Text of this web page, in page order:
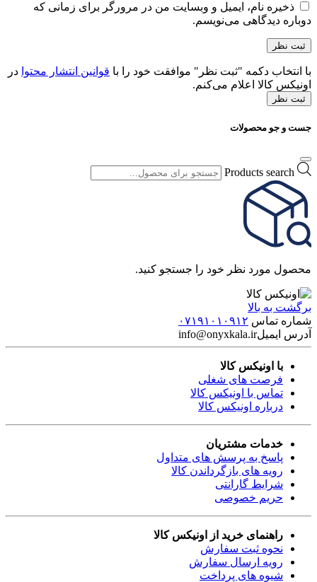
ذخیره نام، ایمیل و وبسایت من در مرورگر برای زمانی که
دوباره دیدگاهی می‌نویسم.
با انتخاب دکمه "ثبت نظر" موافقت خود را با قوانین انتشار محتوا در
اونیکس کالا اعلام می‌کنم.
ثبت نظر
جست و جو محصولات
Products search
محصول مورد نظر خود را جستجو کنید.
برگشت به بالا
شماره تماس ۰۷۱۹۱۰۱۰۹۱۲
آدرس ایمیلinfo@onyxkala.ir
با اونیکس کالا
فرصت های شغلی
تماس با اونیکس کالا
درباره اونیکس کالا
خدمات مشتریان
پاسخ به پرسش های متداول
رویه های بازگرداندن کالا
شرایط گارانتی
حریم خصوصی
راهنمای خرید از اونیکس کالا
نحوه ثبت سفارش
رویه ارسال سفارش
شیوه های پرداخت